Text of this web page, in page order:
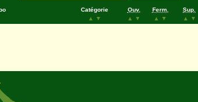
Catégorie
▲
▼
Ouv.
▲
▼
Ferm.
▲
▼
Sup.
▲
▼